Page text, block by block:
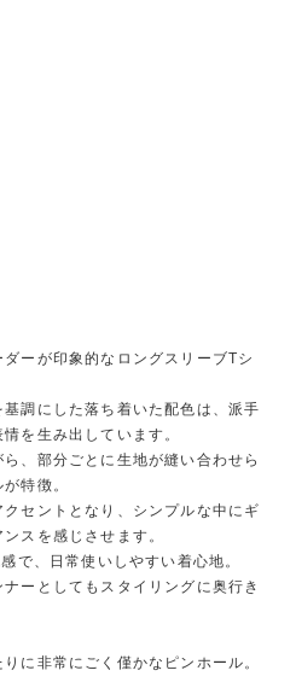
ーが印象的なロングスリーブTシ
調にした落ち着いた配色は、派手
を生み出しています。
、部分ごとに生地が縫い合わせら
特徴。
セントとなり、シンプルな中にギ
スを感じさせます。
で、日常使いしやすい着心地。
ーとしてもスタイリングに奥行き
に非常にごく僅かなピンホール。